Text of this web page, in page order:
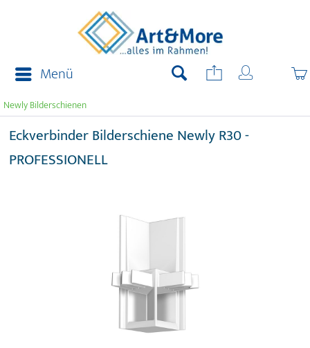
Menü
Newly Bilderschienen
Eckverbinder Bilderschiene Newly R30 -
PROFESSIONELL